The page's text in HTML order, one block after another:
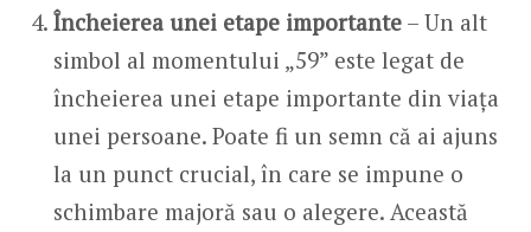
Încheierea unei etape importante – Un alt
simbol al momentului „59” este legat de
încheierea unei etape importante din viața
unei persoane. Poate fi un semn că ai ajuns
la un punct crucial, în care se impune o
schimbare majoră sau o alegere. Această